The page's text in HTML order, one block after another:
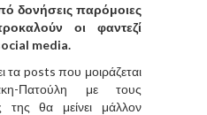
δονήσεις παρόμοιες
οι φαντεζί
media.
τα posts που μοιράζεται
Πατούλη με τους
της θα μείνει μάλλον